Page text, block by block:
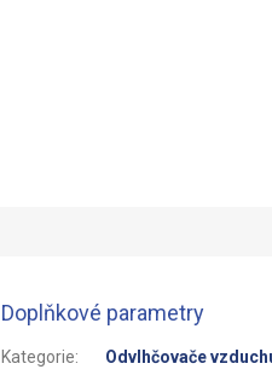
Doplňkové parametry
Kategorie:
Odvlhčovače